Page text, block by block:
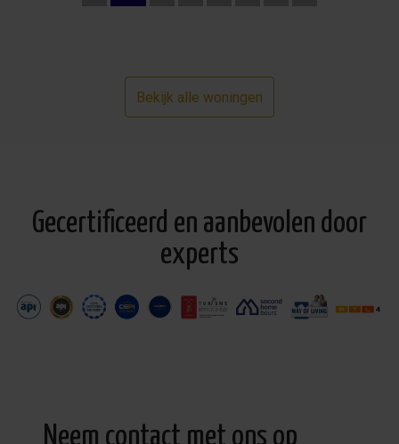
Bekijk alle woningen
Gecertificeerd en aanbevolen door
experts
Neem contact met ons op